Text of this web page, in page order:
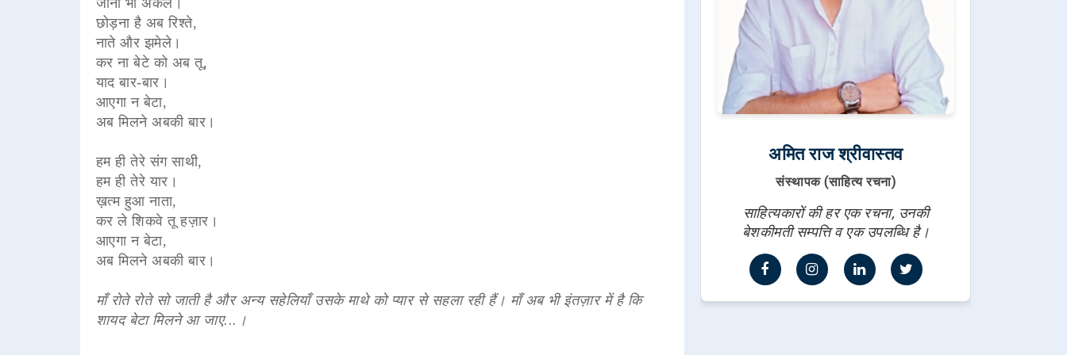
छोड़ना है अब रिश्ते,
नाते और झमेले।
कर ना बेटे को अब तू,
याद बार-बार।
आएगा न बेटा,
अब मिलने अबकी बार।
हम ही तेरे संग साथी,
हम ही तेरे यार।
ख़त्म हुआ नाता,
कर ले शिकवे तू हज़ार।
आएगा न बेटा,
अब मिलने अबकी बार।
माँ रोते रोते सो जाती है और अन्य सहेलियाँ उसके माथे को प्यार से सहला रही हैं। माँ अब भी इंतज़ार में है कि
शायद बेटा मिलने आ जाए...।
अमित राज श्रीवास्तव
संस्थापक (साहित्य रचना)
साहित्यकारों की हर एक रचना, उनकी
बेशकीमती सम्पत्ति व एक उपलब्धि है।